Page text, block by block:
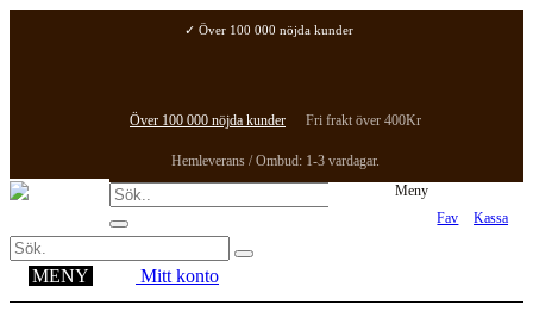
✓ Över 100 000 nöjda kunder
Över 100 000 nöjda kunder Fri frakt över 400Kr
Hemleverans / Ombud: 1-3 vardagar.
Meny
Fav
Kassa
MENY Mitt konto